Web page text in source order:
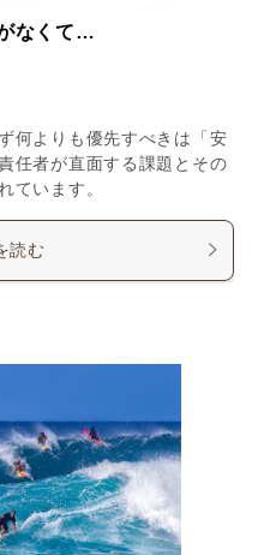
なくて…
何よりも優先すべきは「安
任者が直面する課題とその
ています。
読む